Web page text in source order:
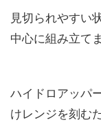
見切られやすい
中心に組み立て
ハイドロアッパ
けレンジを刻む